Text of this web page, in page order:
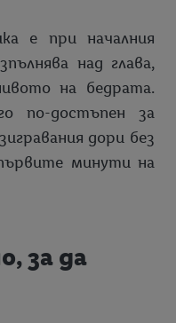
е при началния
над глава,
на бедрата.
по-достъпен за
дори без
минути на
за да